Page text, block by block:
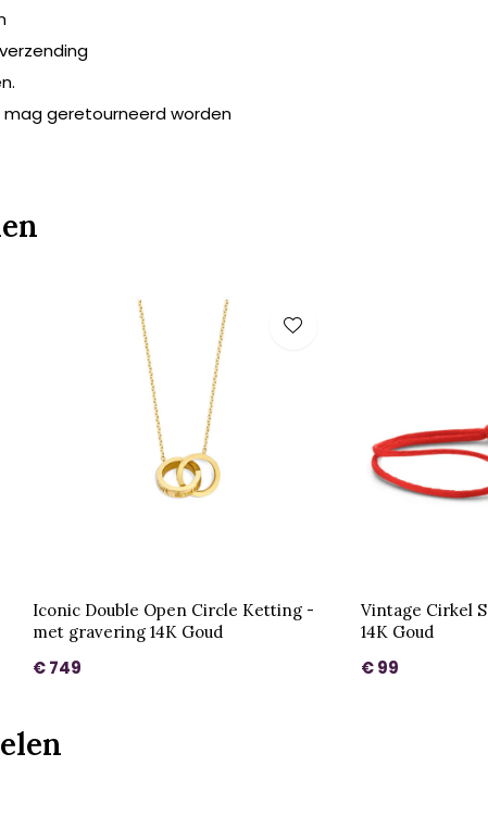
geretourneerd worden
Iconic Double Open Circle Ketting -
met gravering 14K Goud
€ 749
Vintage Cirkel
14K Goud
€ 99